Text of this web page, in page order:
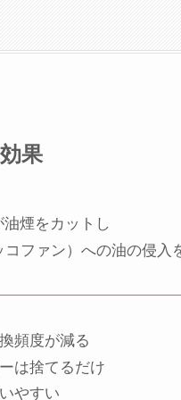
果
煙をカットし
ファン）への油の侵入
頻度が減る
は捨てるだけ
やすい